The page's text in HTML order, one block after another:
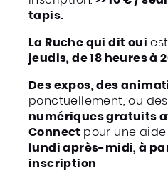
tapis.
La Ruche qui dit oui
jeudis, de 18 heures à
Des expos, des
ponctuellement, ou
numériques gratuits
Connect pour une aide
lundi après-midi, à
inscription